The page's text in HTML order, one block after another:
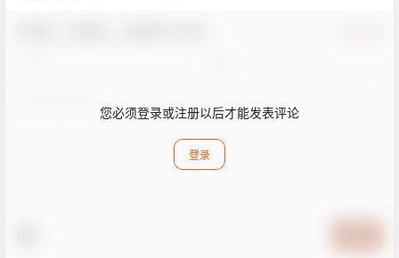
您必须登录或注册以后才能发表评论
登录